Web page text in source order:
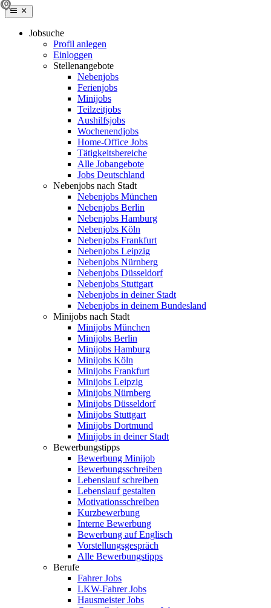
Jobsuche
Profil anlegen
Einloggen
Stellenangebote
Nebenjobs
Ferienjobs
Minijobs
Teilzeitjobs
Aushilfsjobs
Wochenendjobs
Home-Office Jobs
Tätigkeitsbereiche
Alle Jobangebote
Jobs Deutschland
Nebenjobs nach Stadt
Nebenjobs München
Nebenjobs Berlin
Nebenjobs Hamburg
Nebenjobs Köln
Nebenjobs Frankfurt
Nebenjobs Leipzig
Nebenjobs Nürnberg
Nebenjobs Düsseldorf
Nebenjobs Stuttgart
Nebenjobs in deiner Stadt
Nebenjobs in deinem Bundesland
Minijobs nach Stadt
Minijobs München
Minijobs Berlin
Minijobs Hamburg
Minijobs Köln
Minijobs Frankfurt
Minijobs Leipzig
Minijobs Nürnberg
Minijobs Düsseldorf
Minijobs Stuttgart
Minijobs Dortmund
Minijobs in deiner Stadt
Bewerbungstipps
Bewerbung Minijob
Bewerbungsschreiben
Lebenslauf schreiben
Lebenslauf gestalten
Motivationsschreiben
Kurzbewerbung
Interne Bewerbung
Bewerbung auf Englisch
Vorstellungsgespräch
Alle Bewerbungstipps
Berufe
Fahrer Jobs
LKW-Fahrer Jobs
Hausmeister Jobs